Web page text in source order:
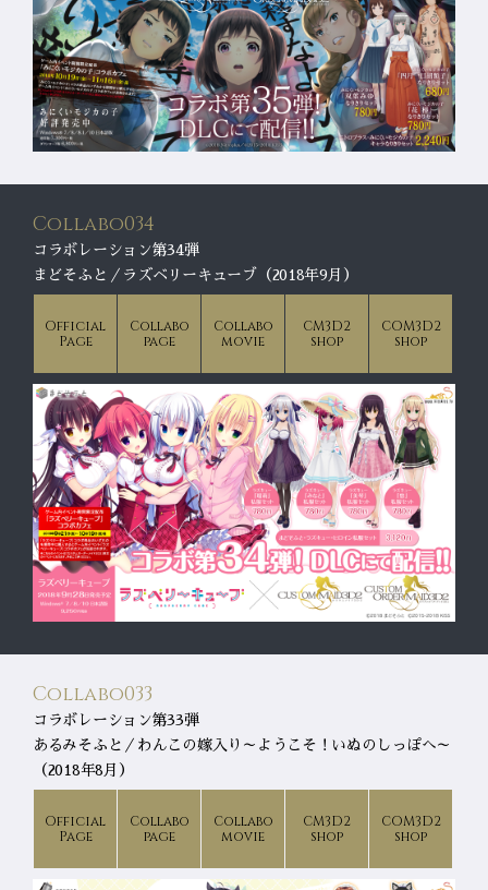
Collabo034
コラボレーション第34弾
まどそふと／ラズベリーキューブ（2018年9月）
Official
Page
Collabo
page
Collabo
movie
CM3D2
shop
COM3D2
shop
Collabo033
コラボレーション第33弾
あるみそふと／わんこの嫁入り～ようこそ！いぬのしっぽへ～
（2018年8月）
Official
Page
Collabo
page
Collabo
movie
CM3D2
shop
COM3D2
shop